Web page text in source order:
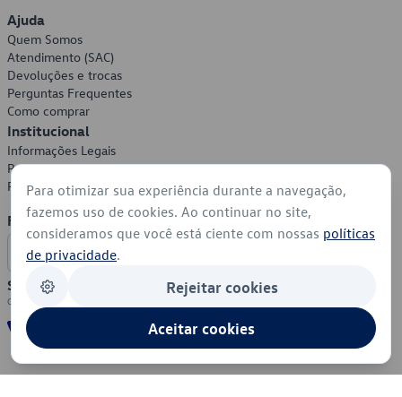
Ajuda
Quem Somos
Atendimento (SAC)
Devoluções e trocas
Perguntas Frequentes
Como comprar
Institucional
Informações Legais
Política de Privacidade
Política de Cookies
Formas de Pagamento
Segurança
Para otimizar sua experiência durante a navegação,
fazemos uso de cookies. Ao continuar no site,
consideramos que você está ciente com nossas políticas
de privacidade.
Rejeitar cookies
Aceitar cookies